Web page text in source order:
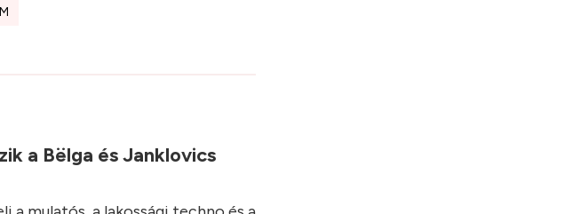
a Bëlga és Janklovics